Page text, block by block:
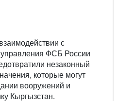
с
управления ФСБ России
незаконный
которые могут
вооружений и
Кыргызстан.